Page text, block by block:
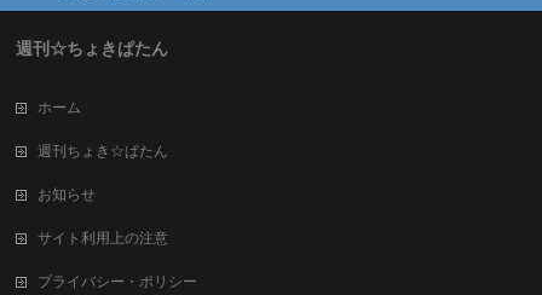
週刊☆ちょきぱたん
ホーム
週刊ちょき☆ぱたん
お知らせ
サイト利用上の注意
プライバシー・ポリシー